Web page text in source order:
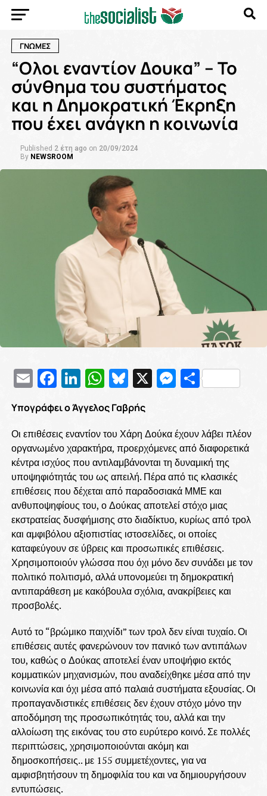
ΓΝΩΜΕΣ
“Ολοι εναντίον Δουκα” – Το
σύνθημα του συστήματος
και η Δημοκρατική Έκρηξη
που έχει ανάγκη η κοινωνία
Published 2 έτη ago on 20/09/2024
By NEWSROOM
EmailFacebook
LinkedIn
WhatsApp
Bluesky
X
Υπογράφει ο Άγγελος Γαβρής
Οι επιθέσεις εναντίον του Χάρη Δούκα έχουν λάβει πλέον
οργανωμένο χαρακτήρα, προερχόμενες από διαφορετικά
κέντρα ισχύος που αντιλαμβάνονται τη δυναμική της
υποψηφιότητάς του ως απειλή. Πέρα από τις κλασικές
επιθέσεις που δέχεται από παραδοσιακά ΜΜΕ και
ανθυποψηφίους του, ο Δούκας αποτελεί στόχο μιας
εκστρατείας δυσφήμισης στο διαδίκτυο, κυρίως από τρολ
και αμφιβόλου αξιοπιστίας ιστοσελίδες, οι οποίες
καταφεύγουν σε ύβρεις και προσωπικές επιθέσεις.
Χρησιμοποιούν γλώσσα που όχι μόνο δεν συνάδει με τον
πολιτικό πολιτισμό, αλλά υπονομεύει τη δημοκρατική
αντιπαράθεση με κακόβουλα σχόλια, ανακρίβειες και
προσβολές.
Αυτό το “βρώμικο παιχνίδι” των τρολ δεν είναι τυχαίο. Οι
επιθέσεις αυτές φανερώνουν τον πανικό των αντιπάλων
του, καθώς ο Δούκας αποτελεί έναν υποψήφιο εκτός
κομματικών μηχανισμών, που αναδείχθηκε μέσα από την
κοινωνία και όχι μέσα από παλαιά συστήματα εξουσίας. Οι
προπαγανδιστικές επιθέσεις δεν έχουν στόχο μόνο την
αποδόμηση της προσωπικότητάς του, αλλά και την
αλλοίωση της εικόνας του στο ευρύτερο κοινό. Σε πολλές
περιπτώσεις, χρησιμοποιούνται ακόμη και
δημοσκοπήσεις.. με 155 συμμετέχοντες, για να
αμφισβητήσουν τη δημοφιλία του και να δημιουργήσουν
εντυπώσεις.